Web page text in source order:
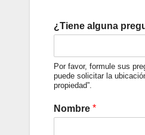
¿Tiene alguna
Por favor, formule sus
puede solicitar la
propiedad”.
Nombre *